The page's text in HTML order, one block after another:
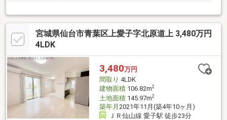
宮城県仙台市青葉区上愛子字北原道上 3,480万円
4LDK
3,480万円
間取り 4LDK
建物面積106.82m2
土地面積145.97m2
築年月 2021年11月(築4年10ヶ月)
ＪＲ仙山線 愛子駅 徒歩23分